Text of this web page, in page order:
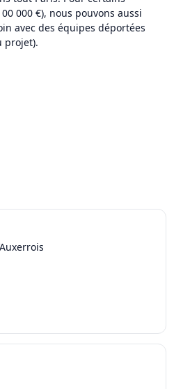
000 €), nous pouvons aussi
avec des équipes déportées
projet).